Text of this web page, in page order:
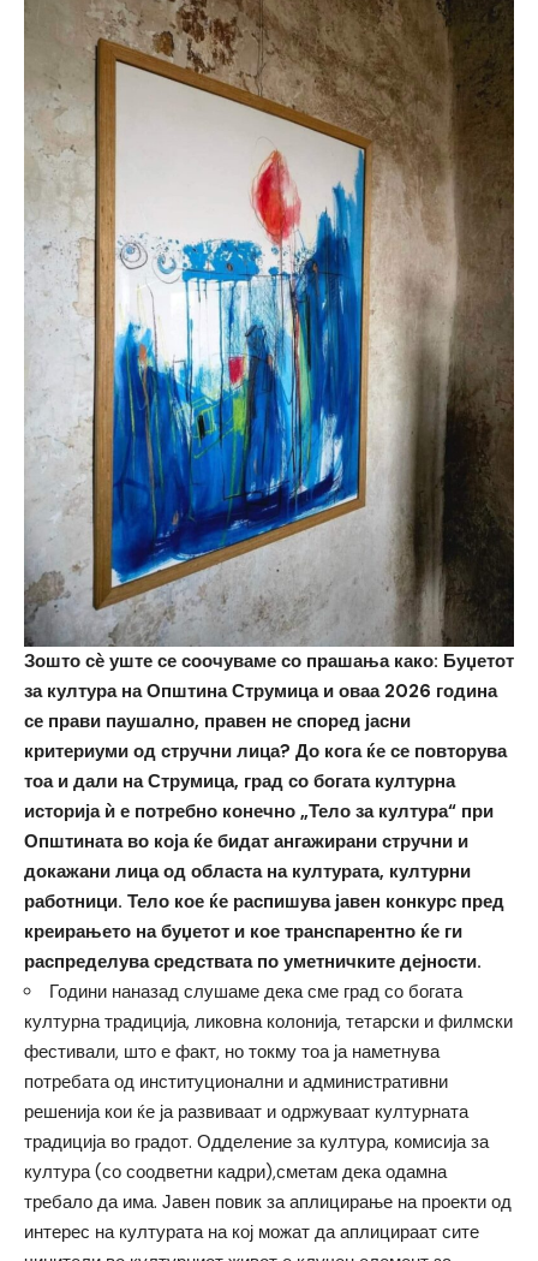
Зошто сѐ уште се соочуваме со прашања како: Буџетот
за култура на Општина Струмица и оваа 2026 година
се прави паушално, правен не според јасни
критериуми од стручни лица? До кога ќе се повторува
тоа и дали на Струмица, град со богата културна
историја ѝ е потребно конечно „Тело за култура“ при
Општината во која ќе бидат ангажирани стручни и
докажани лица од областа на културата, културни
работници. Тело кое ќе распишува јавен конкурс пред
креирањето на буџетот и кое транспарентно ќе ги
распределува средствата по уметничките дејности.
Години наназад слушаме дека сме град со богата
културна традиција, ликовна колонија, тетарски и филмски
фестивали, што е факт, но токму тоа ја наметнува
потребата од институционални и административни
решенија кои ќе ја развиваат и одржуваат културната
традиција во градот. Одделение за култура, комисија за
култура (со соодветни кадри),сметам дека одамна
требало да има. Јавен повик за аплицирање на проекти од
интерес на културата на кој можат да аплицираат сите